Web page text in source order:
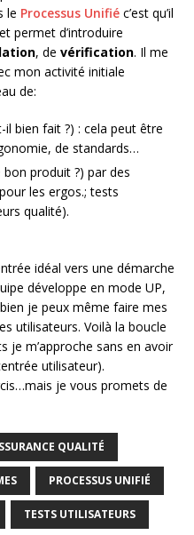
le Processus Unifié c’est qu’il
permet d’introduire
, de vérification. Il me
mon activité initiale
de:
il bien fait ?) : cela peut être
de standards…
bon produit ?) par des
les ergos.; tests
qualité).
idéal vers une démarche
développe en mode UP,
je peux même faire mes
utilisateurs. Voilà la boucle
je m’approche sans en avoir
utilisateur).
je vous promets de
QUALITÉ
PROCESSUS UNIFIÉ
TESTS UTILISATEURS